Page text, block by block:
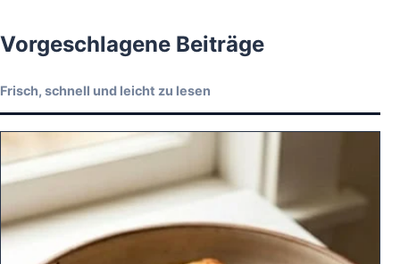
Vorgeschlagene Beiträge
Frisch, schnell und leicht zu lesen